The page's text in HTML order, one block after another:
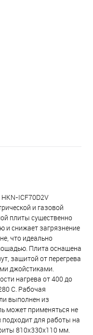
ICF70D2V
и газовой
плиты существенно
и снижает загрязнение
что идеально
Плита оснащена
защитой от перегрева
джойстиками.
нагрева от 400 до
С. Рабочая
выполнен из
может применяться не
подходит для работы на
810x330x110 мм.